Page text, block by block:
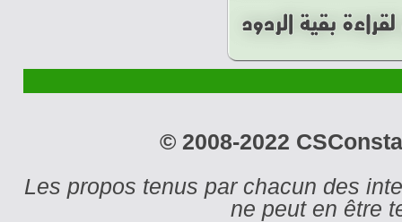
© 2008-2022
Les propos tenus par chacun des
ne peut en être